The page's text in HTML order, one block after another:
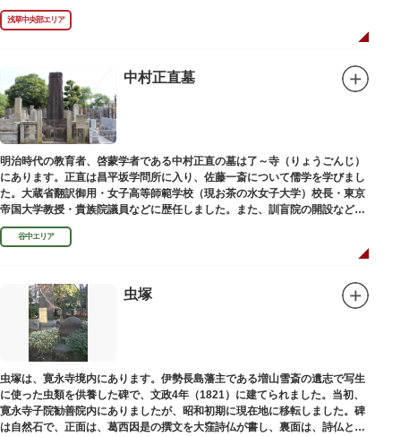
浅草中央部エリア
中村正直墓
明治時代の教育者、啓蒙学者である中村正直の墓は了～寺（りょうごんじ）
にあります。正直は昌平坂学問所に入り、佐藤一斎について儒学を学びまし
た。大蔵省翻訳御用・女子高等師範学校（現お茶の水女子大学）校長・東京
帝国大学教授・貴族院議員などに歴任しました。また、訓盲院の開設など女
子教育や障害者教育にも力を注ぎました。明治24（1891）病没しました。
谷中エリア
虫塚
虫塚は、寛永寺境内にあります。伊勢長島藩主である増山雪斎の遺志で写生
に使った虫類を供養した碑で、文政4年（1821）に建てられました。当初、
寛永寺子院勧善院内にありましたが、昭和初期に現在地に移転しました。碑
は自然石で、正面は、葛西因是の撰文を大窪詩仏が書し、裏面は、詩仏と菊